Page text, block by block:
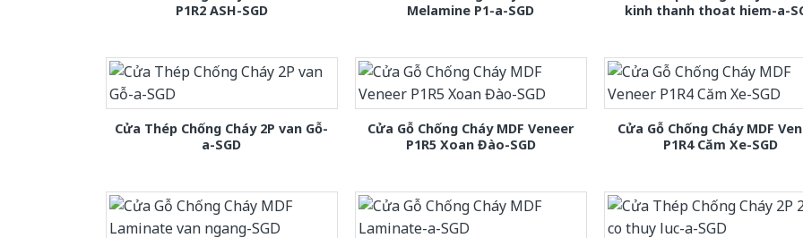
P1R2 ASH-SGD
Melamine P1-a-SGD
kinh thanh thoat hiem-a-
Cửa Thép Chống Cháy 2P van Gỗ-
a-SGD
Cửa Gỗ Chống Cháy MDF Veneer
P1R5 Xoan Đào-SGD
Cửa Gỗ Chống Cháy MDF
P1R4 Căm Xe-SGD